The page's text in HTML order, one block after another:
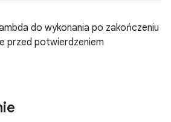
do wykonania po zakończeniu
przed potwierdzeniem